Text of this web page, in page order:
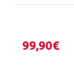
99,90€